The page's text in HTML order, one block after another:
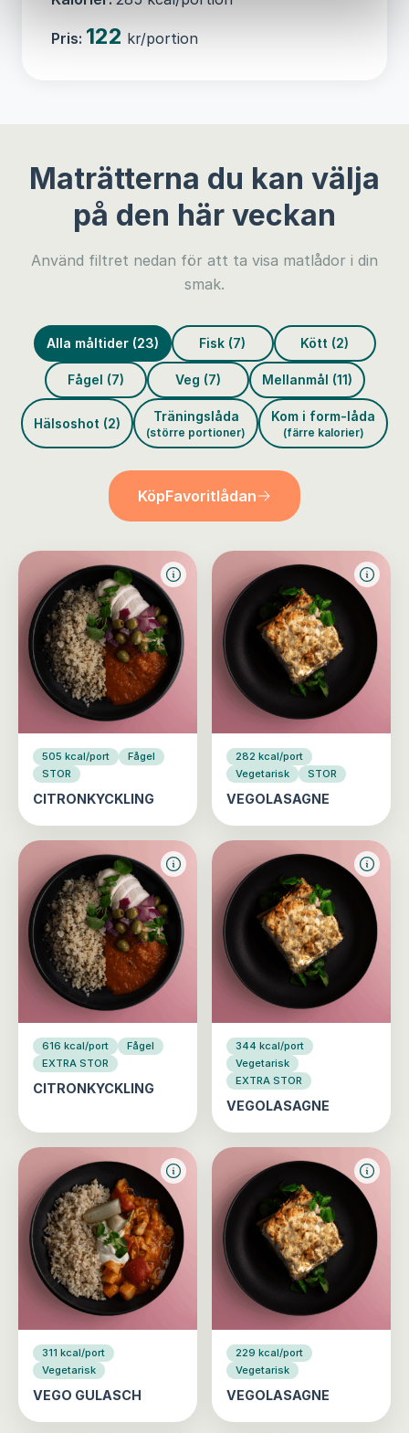
Pris: 122 kr/portion
Maträtterna du kan välja
på den här veckan
Använd filtret nedan för att ta visa matlådor i din
smak.
Alla måltider (23) Fisk (7) Kött (2)
Fågel (7) Veg (7) Mellanmål (11)
Hälsoshot (2) Träningslåda
(större portioner)
Kom i form-låda
(färre kalorier)
KöpFavoritlådan
505 kcal/port
Fågel
STOR
CITRONKYCKLING
282 kcal/port
Vegetarisk
STOR
VEGOLASAGNE
616 kcal/port
Fågel
EXTRA STOR
CITRONKYCKLING
344 kcal/port
Vegetarisk
EXTRA STOR
VEGOLASAGNE
311 kcal/port
Vegetarisk
VEGO GULASCH
229 kcal/port
Vegetarisk
VEGOLASAGNE